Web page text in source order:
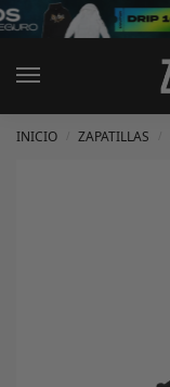
INICIO ZAPATILLAS